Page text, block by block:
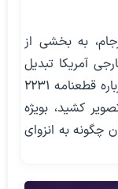
به بخشی از
آمریکا تبدیل
شده است و نشست اخیر شورای امنیت درباره قطعنامه ۲۲۳۱
کشید، بویژه
چگونه به انزوای